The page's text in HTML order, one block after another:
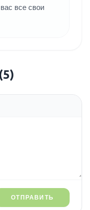
все свои
5)
ОТПРАВИТЬ